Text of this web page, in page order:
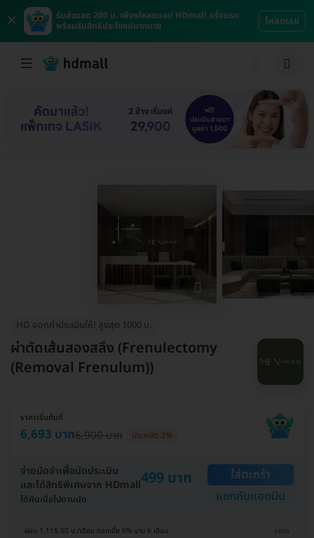
×
รับส่วนลด 200 บ. เพียงโหลดแอป HDmall ครั้งแรก
พร้อมรับสิทธิประโยชน์มากมาย
โหลดเลย
HD ออกค่าประเมินให้! สูงสุด 1000 บ.
ผ่าตัดเส้นสองสลึง (Frenulectomy
(Removal Frenulum))
ราคาเริ่มต้นที่
6,693 บาท6,900 บาท ประหยัด 3%
จ่ายมัดจำเพื่อนัดประเมิน
และได้สิทธิพิเศษจาก HDmall499 บาท
ได้คืนเมื่อไปตามนัด
ใส่ตะกร้า
แชทกับแอดมิน
ผ่อน 1,115.50 บ./เดือน ดอกเบี้ย 0% นาน 6 เดือน ขยาย